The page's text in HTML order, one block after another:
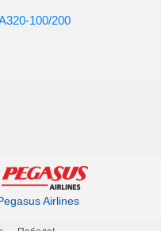
100/200
Airlines